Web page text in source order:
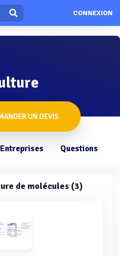
CONNEXION
UN DEVIS
Entreprises Questions
de molécules (3)